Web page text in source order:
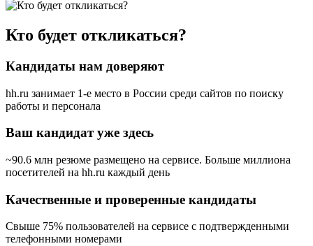
Кто будет откликаться?
Кандидаты нам доверяют
hh.ru занимает 1-е место в России среди сайтов по поиску
работы и персонала
Ваш кандидат уже здесь
~90.6 млн резюме размещено на сервисе. Больше миллиона
посетителей на hh.ru каждый день
Качественные и проверенные кандидаты
Свыше 75% пользователей на сервисе с подтвержденными
телефонными номерами